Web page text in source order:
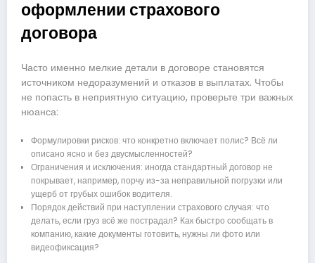
оформлении страхового
договора
Часто именно мелкие детали в договоре становятся
источником недоразумений и отказов в выплатах. Чтобы
не попасть в неприятную ситуацию, проверьте три важных
нюанса:
Формулировки рисков: что конкретно включает полис? Всё ли
описано ясно и без двусмысленностей?
Ограничения и исключения: иногда стандартный договор не
покрывает, например, порчу из-за неправильной погрузки или
ущерб от грубых ошибок водителя.
Порядок действий при наступлении страхового случая: что
делать, если груз всё же пострадал? Как быстро сообщать в
компанию, какие документы готовить, нужны ли фото или
видеофиксация?